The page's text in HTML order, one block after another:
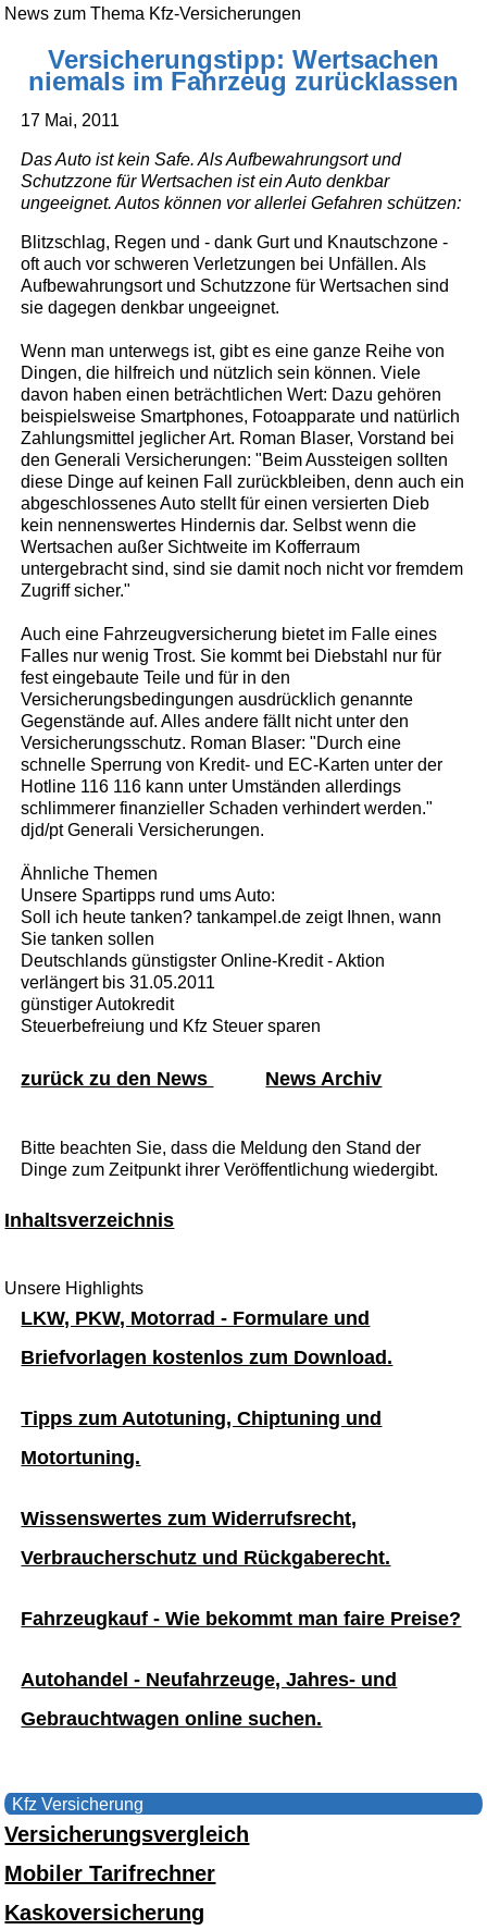
News zum Thema Kfz-Versicherungen
Versicherungstipp: Wertsachen
niemals im Fahrzeug zurücklassen
17 Mai, 2011
Das Auto ist kein Safe. Als Aufbewahrungsort und
Schutzzone für Wertsachen ist ein Auto denkbar
ungeeignet. Autos können vor allerlei Gefahren schützen:
Blitzschlag, Regen und - dank Gurt und Knautschzone -
oft auch vor schweren Verletzungen bei Unfällen. Als
Aufbewahrungsort und Schutzzone für Wertsachen sind
sie dagegen denkbar ungeeignet.
Wenn man unterwegs ist, gibt es eine ganze Reihe von
Dingen, die hilfreich und nützlich sein können. Viele
davon haben einen beträchtlichen Wert: Dazu gehören
beispielsweise Smartphones, Fotoapparate und natürlich
Zahlungsmittel jeglicher Art. Roman Blaser, Vorstand bei
den Generali Versicherungen: "Beim Aussteigen sollten
diese Dinge auf keinen Fall zurückbleiben, denn auch ein
abgeschlossenes Auto stellt für einen versierten Dieb
kein nennenswertes Hindernis dar. Selbst wenn die
Wertsachen außer Sichtweite im Kofferraum
untergebracht sind, sind sie damit noch nicht vor fremdem
Zugriff sicher."
Auch eine Fahrzeugversicherung bietet im Falle eines
Falles nur wenig Trost. Sie kommt bei Diebstahl nur für
fest eingebaute Teile und für in den
Versicherungsbedingungen ausdrücklich genannte
Gegenstände auf. Alles andere fällt nicht unter den
Versicherungsschutz. Roman Blaser: "Durch eine
schnelle Sperrung von Kredit- und EC-Karten unter der
Hotline 116 116 kann unter Umständen allerdings
schlimmerer finanzieller Schaden verhindert werden."
djd/pt Generali Versicherungen.
Ähnliche Themen
Unsere Spartipps rund ums Auto:
Soll ich heute tanken? tankampel.de zeigt Ihnen, wann
Sie tanken sollen
Deutschlands günstigster Online-Kredit - Aktion
verlängert bis 31.05.2011
günstiger Autokredit
Steuerbefreiung und Kfz Steuer sparen
zurück zu den News News Archiv
Bitte beachten Sie, dass die Meldung den Stand der
Dinge zum Zeitpunkt ihrer Veröffentlichung wiedergibt.
Inhaltsverzeichnis
Unsere Highlights
LKW, PKW, Motorrad - Formulare und
Briefvorlagen kostenlos zum Download.
Tipps zum Autotuning, Chiptuning und
Motortuning.
Wissenswertes zum Widerrufsrecht,
Verbraucherschutz und Rückgaberecht.
Fahrzeugkauf - Wie bekommt man faire Preise?
Autohandel - Neufahrzeuge, Jahres- und
Gebrauchtwagen online suchen.
Kfz Versicherung
Versicherungsvergleich
Mobiler Tarifrechner
Kaskoversicherung